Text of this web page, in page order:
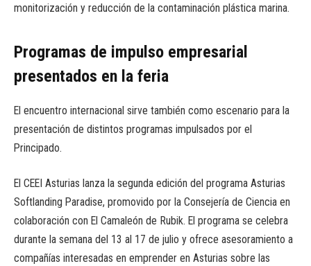
monitorización y reducción de la contaminación plástica marina.
Programas de impulso empresarial
presentados en la feria
El encuentro internacional sirve también como escenario para la
presentación de distintos programas impulsados por el
Principado.
El CEEI Asturias lanza la segunda edición del programa Asturias
Softlanding Paradise, promovido por la Consejería de Ciencia en
colaboración con El Camaleón de Rubik. El programa se celebra
durante la semana del 13 al 17 de julio y ofrece asesoramiento a
compañías interesadas en emprender en Asturias sobre las